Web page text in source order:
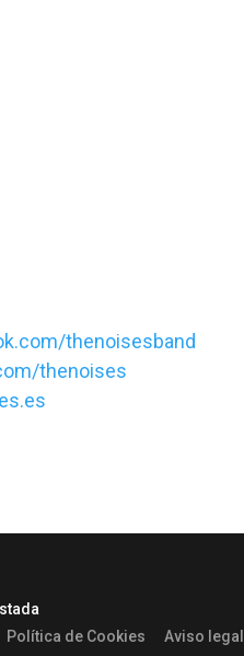
thenoisesband
thenoises
Política de Cookies Aviso legal